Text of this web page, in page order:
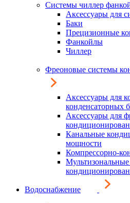
Системы чиллер
Аксессуары для
Баки
Прецизионные
Фанкойлы
Чиллер
Фреоновые системы
Аксессуары для
конденсаторных
Аксессуары для
Канальные
мощности
Компрессорно-
Водоснабжение